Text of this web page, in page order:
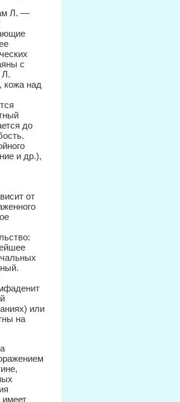
Л. —
с
Л.
кожа над
до
и др.),
от
или
на
имеет